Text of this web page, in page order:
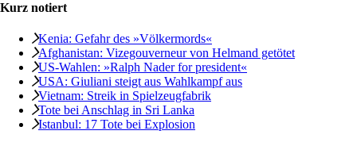
Kurz notiert
Kenia: Gefahr des »Völkermords«
Afghanistan: Vizegouverneur von Helmand getötet
US-Wahlen: »Ralph Nader for president«
USA: Giuliani steigt aus Wahlkampf aus
Vietnam: Streik in Spielzeugfabrik
Tote bei Anschlag in Sri Lanka
Istanbul: 17 Tote bei Explosion